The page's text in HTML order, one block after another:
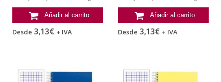
Añadir al carrito
Desde 3,13€ + IVA
Añadir al carrito
Desde 3,13€ + IVA